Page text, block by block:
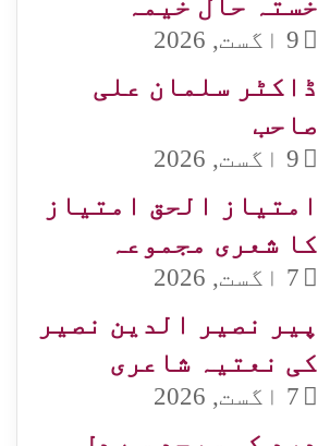
9 اگست, 2026
ڈاکٹر سلمان علی
صاحب
9 اگست, 2026
امتیاز الحق امتیاز
کا شعری مجموعہ
7 اگست, 2026
پیر نصیر الدین نصیر
کی نعتیہ شاعری
7 اگست, 2026